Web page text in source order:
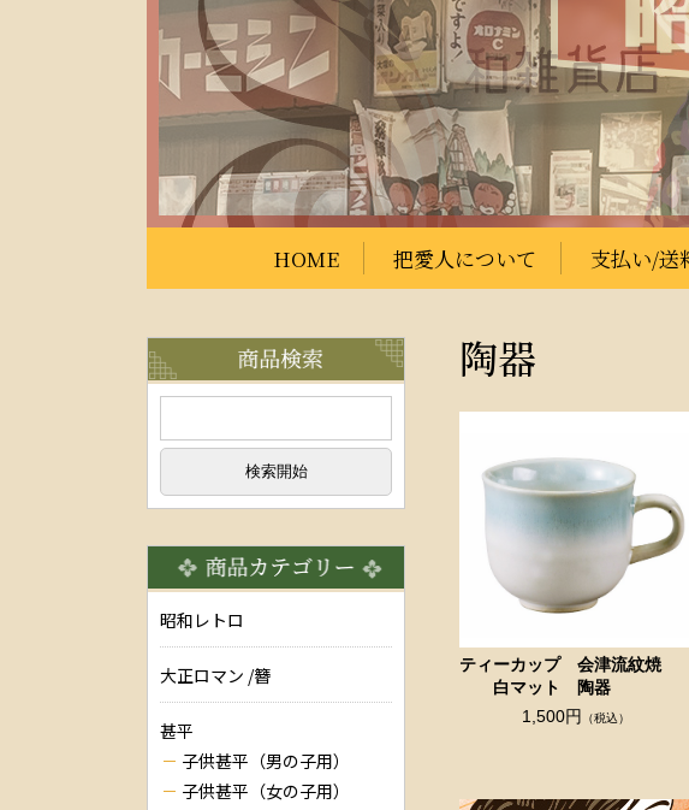
HOME 把愛人について 支払い/送
陶器
ティーカップ 会津流紋焼
白マット 陶器
1,500円 （税込）
昭和レトロ
大正ロマン /簪
甚平
子供甚平（男の子用）
子供甚平（女の子用）